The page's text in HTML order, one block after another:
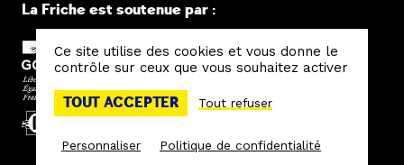
La Friche est soutenue par :
Ce site utilise des cookies et vous donne le
contrôle sur ceux que vous souhaitez activer
TOUT ACCEPTER Tout refuser
Personnaliser Politique de confidentialité